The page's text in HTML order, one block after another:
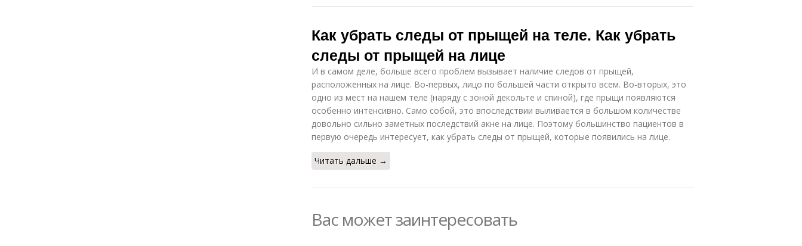
Как убрать следы от прыщей на теле. Как убрать
следы от прыщей на лице
И в самом деле, больше всего проблем вызывает наличие следов от прыщей,
расположенных на лице. Во-первых, лицо по большей части открыто всем. Во-вторых, это
одно из мест на нашем теле (наряду с зоной декольте и спиной), где прыщи появляются
особенно интенсивно. Само собой, это впоследствии выливается в большом количестве
довольно сильно заметных последствий акне на лице. Поэтому большинство пациентов в
первую очередь интересует, как убрать следы от прыщей, которые появились на лице.
Читать дальше →
Вас может заинтересовать